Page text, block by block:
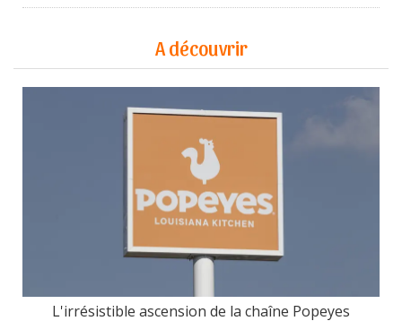
A découvrir
L'irrésistible ascension de la chaîne Popeyes